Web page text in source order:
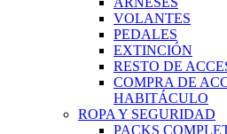
VOLANTES
PEDALES
EXTINCIÓN
RESTO DE
COMPRA DE
HABITÁCULO
ROPA Y SEGURIDAD
PACKS